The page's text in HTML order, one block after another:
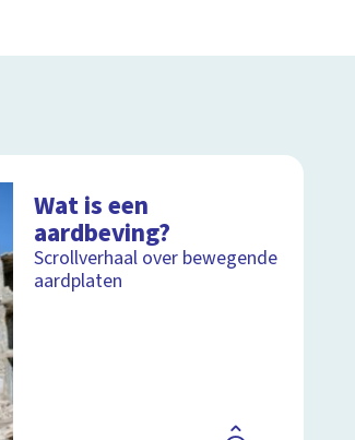
Wat is een
aardbeving?
Scrollverhaal over bewegende
aardplaten